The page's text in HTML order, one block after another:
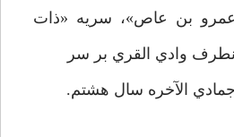
بن عاص»، سريه «ذات
وادي القري بر سر
الآخره سال هشتم.